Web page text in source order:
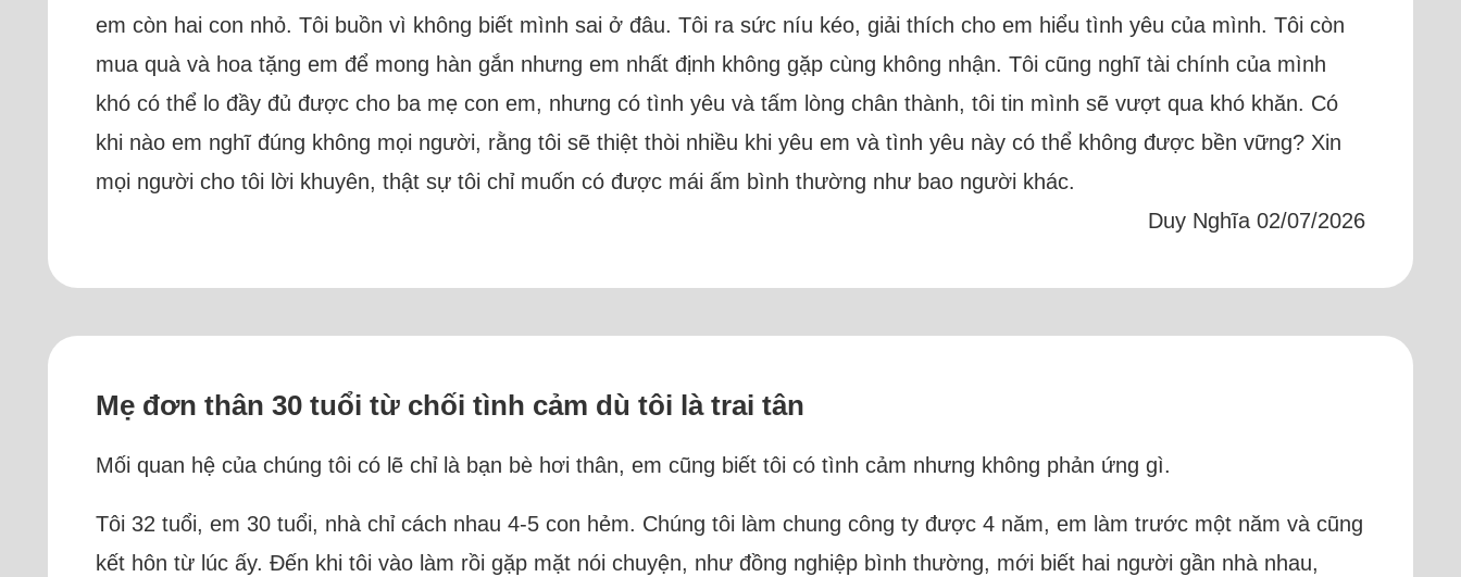
em còn hai con nhỏ. Tôi buồn vì không biết mình sai ở đâu. Tôi ra sức níu kéo, giải thích cho em hiểu tình yêu của mình. Tôi còn
mua quà và hoa tặng em để mong hàn gắn nhưng em nhất định không gặp cùng không nhận. Tôi cũng nghĩ tài chính của mình
khó có thể lo đầy đủ được cho ba mẹ con em, nhưng có tình yêu và tấm lòng chân thành, tôi tin mình sẽ vượt qua khó khăn. Có
khi nào em nghĩ đúng không mọi người, rằng tôi sẽ thiệt thòi nhiều khi yêu em và tình yêu này có thể không được bền vững? Xin
mọi người cho tôi lời khuyên, thật sự tôi chỉ muốn có được mái ấm bình thường như bao người khác.
Duy Nghĩa 02/07/2026
Mẹ đơn thân 30 tuổi từ chối tình cảm dù tôi là trai tân
Mối quan hệ của chúng tôi có lẽ chỉ là bạn bè hơi thân, em cũng biết tôi có tình cảm nhưng không phản ứng gì.
Tôi 32 tuổi, em 30 tuổi, nhà chỉ cách nhau 4-5 con hẻm. Chúng tôi làm chung công ty được 4 năm, em làm trước một năm và cũng
kết hôn từ lúc ấy. Đến khi tôi vào làm rồi gặp mặt nói chuyện, như đồng nghiệp bình thường, mới biết hai người gần nhà nhau,